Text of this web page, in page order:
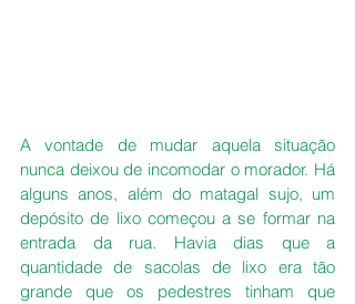
A vontade de mudar aquela situação
nunca deixou de incomodar o morador. Há
alguns anos, além do matagal sujo, um
depósito de lixo começou a se formar na
entrada da rua. Havia dias que a
quantidade de sacolas de lixo era tão
grande que os pedestres tinham que